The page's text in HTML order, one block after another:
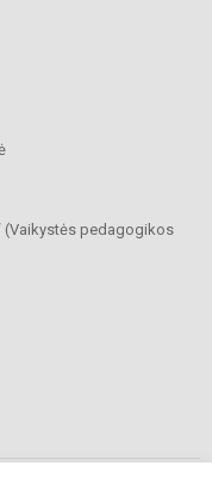
(Vaikystės pedagogikos